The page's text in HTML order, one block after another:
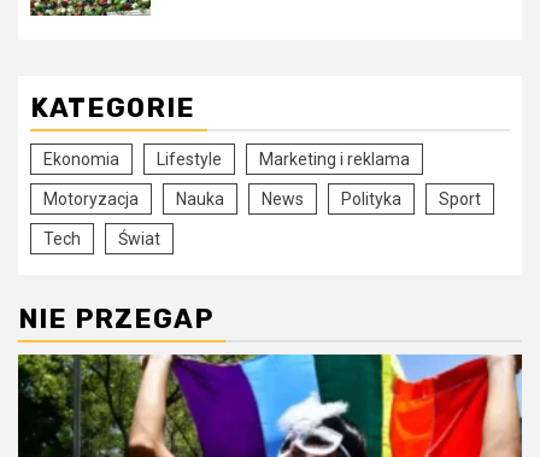
KATEGORIE
Ekonomia Lifestyle Marketing i reklama
Motoryzacja Nauka News Polityka Sport
Tech Świat
NIE PRZEGAP